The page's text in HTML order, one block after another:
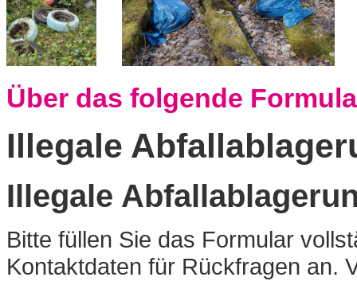
Über das folgende
Illegale
Illegale
Bitte füllen Sie das Formular
Kontaktdaten für Rückfragen an.